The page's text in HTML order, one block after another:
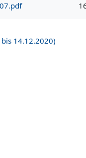
14.12.2020)